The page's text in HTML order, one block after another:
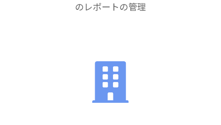
のレポートの管理